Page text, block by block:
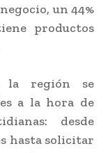
un 44%
productos
la región se
a la hora de
desde
hasta solicitar